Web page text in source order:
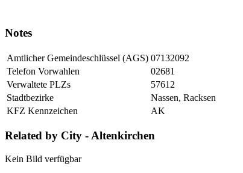
Notes
Amtlicher Gemeindeschlüssel (AGS) 07132092
Telefon Vorwahlen
02681
Verwaltete PLZs
57612
Stadtbezirke
Nassen, Racksen
KFZ Kennzeichen
AK
Related by City - Altenkirchen
Kein Bild verfügbar